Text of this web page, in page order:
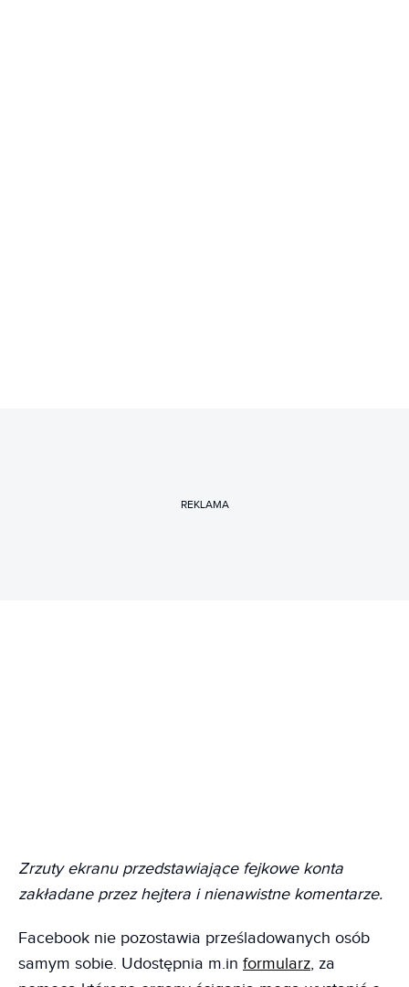
REKLAMA
Zrzuty ekranu przedstawiające fejkowe konta
zakładane przez hejtera i nienawistne komentarze.
Facebook nie pozostawia prześladowanych osób
samym sobie. Udostępnia m.in formularz, za